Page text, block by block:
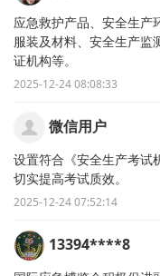
应急救护产品、安全生产
服装及材料、安全生产监
证机构等。
2025-12-24 08:08:33
微信用户
设置符合《安全生产考试
切实提高考试质效。
2025-12-24 07:52:14
13394****8